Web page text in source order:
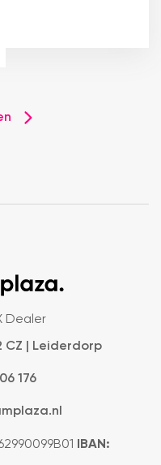
Dealer
CZ | Leiderdorp
176
IBAN: